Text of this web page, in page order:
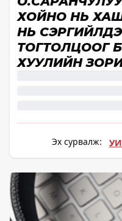
ХОЙНО НЬ
НЬ
ТОГТОЛЦООГ
ХУУЛИЙН
Эх сурвалж: